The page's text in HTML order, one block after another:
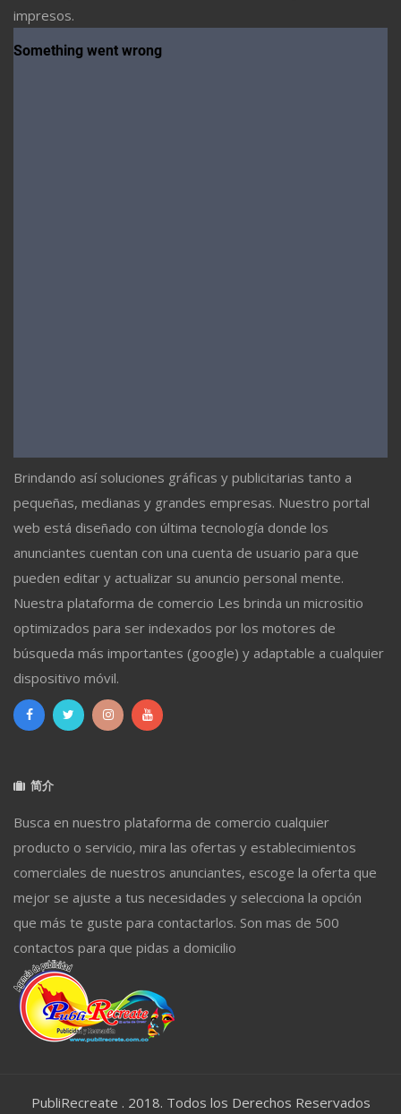
impresos.
Brindando así soluciones gráficas y publicitarias tanto a
pequeñas, medianas y grandes empresas. Nuestro portal
web está diseñado con última tecnología donde los
anunciantes cuentan con una cuenta de usuario para que
pueden editar y actualizar su anuncio personal mente.
Nuestra plataforma de comercio Les brinda un micrositio
optimizados para ser indexados por los motores de
búsqueda más importantes (google) y adaptable a cualquier
dispositivo móvil.
简介
Busca en nuestro plataforma de comercio cualquier
producto o servicio, mira las ofertas y establecimientos
comerciales de nuestros anunciantes, escoge la oferta que
mejor se ajuste a tus necesidades y selecciona la opción
que más te guste para contactarlos. Son mas de 500
contactos para que pidas a domicilio
PubliRecreate . 2018. Todos los Derechos Reservados